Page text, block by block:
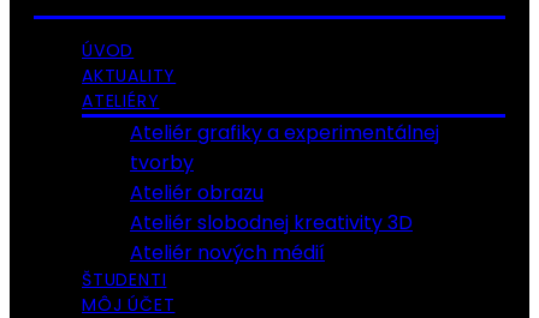
ÚVOD
AKTUALITY
ATELIÉRY
Ateliér grafiky a experimentálnej
tvorby
Ateliér obrazu
Ateliér slobodnej kreativity 3D
Ateliér nových médií
ŠTUDENTI
MÔJ ÚČET